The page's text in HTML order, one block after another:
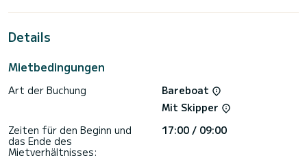
Kabinen mit vollem Komfort nutzen.
Diese Bavaria 37 '17 ist mit 1 Toilette mit Dusche
Dieses Boot ist mit einem Rollgroßsegel und einer Rollgenua
Autopilot, WLAN und Internet.
Wir laden Sie ein, direkt über die Plattform ein Angebot
anzufordern. Wir werden uns mit unseren besten Angeboten
Details
Mietbedingungen
Art der Buchung
Bareboat
Mit Skipper
Zeiten für den Beginn und
das Ende des
Mietverhältnisses:
17:00 / 09:00